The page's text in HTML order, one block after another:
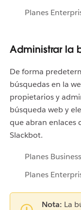
Planes
Administrar la
De forma
búsquedas en la
propietarios y
búsqueda web y
que abran enlaces
Slackbot.
Planes
Planes
Nota: La